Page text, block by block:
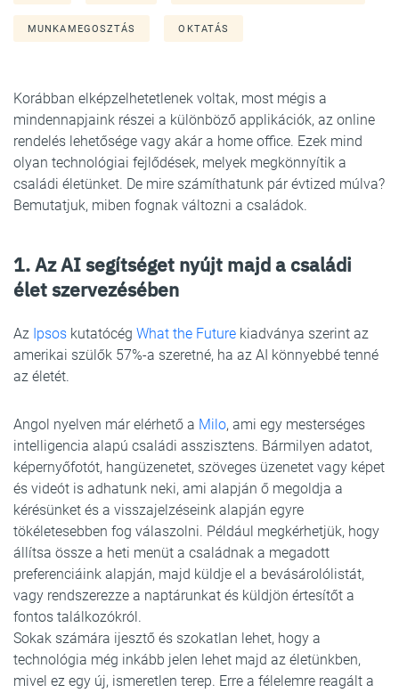
MUNKAMEGOSZTÁS OKTATÁS
Korábban elképzelhetetlenek voltak, most mégis a
mindennapjaink részei a különböző applikációk, az online
rendelés lehetősége vagy akár a home office. Ezek mind
olyan technológiai fejlődések, melyek megkönnyítik a
családi életünket. De mire számíthatunk pár évtized múlva?
Bemutatjuk, miben fognak változni a családok.
1. Az AI segítséget nyújt majd a családi
élet szervezésében
Az Ipsos kutatócég What the Future kiadványa szerint az
amerikai szülők 57%-a szeretné, ha az AI könnyebbé tenné
az életét.
Angol nyelven már elérhető a Milo, ami egy mesterséges
intelligencia alapú családi asszisztens. Bármilyen adatot,
képernyőfotót, hangüzenetet, szöveges üzenetet vagy képet
és videót is adhatunk neki, ami alapján ő megoldja a
kérésünket és a visszajelzéseink alapján egyre
tökéletesebben fog válaszolni. Például megkérhetjük, hogy
állítsa össze a heti menüt a családnak a megadott
preferenciáink alapján, majd küldje el a bevásárolólistát,
vagy rendszerezze a naptárunkat és küldjön értesítőt a
fontos találkozókról.
Sokak számára ijesztő és szokatlan lehet, hogy a
technológia még inkább jelen lehet majd az életünkben,
mivel ez egy új, ismeretlen terep. Erre a félelemre reagált a